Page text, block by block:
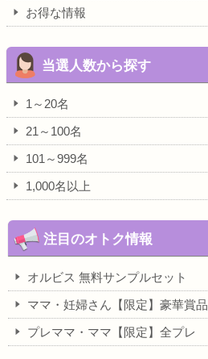
お得な情報
当選人数から探す
1～20名
21～100名
101～999名
1,000名以上
注目のオトク情報
オルビス 無料サンプルセット
ママ・妊婦さん【限定】豪華賞品
プレママ・ママ【限定】全プレ